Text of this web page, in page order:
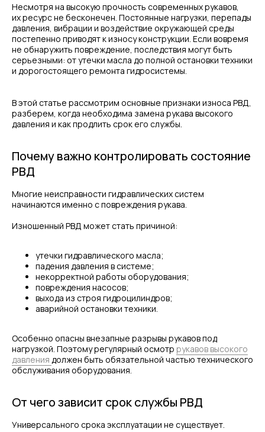
Несмотря на высокую прочность современных рукавов,
их ресурс не бесконечен. Постоянные нагрузки, перепады
давления, вибрации и воздействие окружающей среды
постепенно приводят к износу конструкции. Если вовремя
не обнаружить повреждение, последствия могут быть
серьезными: от утечки масла до полной остановки техники
и дорогостоящего ремонта гидросистемы.
В этой статье рассмотрим основные признаки износа РВД,
разберем, когда необходима замена рукава высокого
давления и как продлить срок его службы.
Почему важно контролировать состояние
РВД
Многие неисправности гидравлических систем
начинаются именно с повреждения рукава.
Изношенный РВД может стать причиной:
утечки гидравлического масла;
падения давления в системе;
некорректной работы оборудования;
повреждения насосов;
выхода из строя гидроцилиндров;
аварийной остановки техники.
Особенно опасны внезапные разрывы рукавов под
нагрузкой. Поэтому регулярный осмотр рукавов высокого
давления должен быть обязательной частью технического
обслуживания оборудования.
От чего зависит срок службы РВД
Универсального срока эксплуатации не существует.